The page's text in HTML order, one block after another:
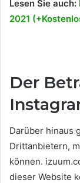
Lesen Sie auch:
2021
Der
Darüber hinaus
Drittanbietern,
können.
dieser Website